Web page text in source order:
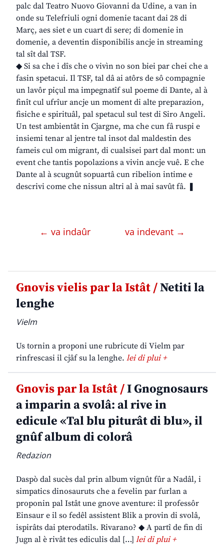
palc dal Teatro Nuovo Giovanni da Udine, a van in
onde su Telefriuli ogni domenie tacant dai 28 di
Març, aes siet e un cuart di sere; di domenie in
domenie, a deventin disponibilis ancje in streaming
tal sît dal TSF.
◆ Si sa che i dîs che o vivìn no son biei par chei che a
fasin spetacui. Il TSF, tal dâ ai atôrs de sô compagnie
un lavôr piçul ma impegnatîf sul poeme di Dante, al à
finît cul ufrîur ancje un moment di alte preparazion,
fisiche e spirituâl, pal spetacul sul test di Siro Angeli.
Un test ambientât in Cjargne, ma che cun fâ ruspi e
insiemi tenar al jentre tal insot dal maldestin des
fameis cul om migrant, di cualsisei part dal mont: un
event che tantis popolazions a vivin ancje vuê. E che
Dante al à scugnût sopuartâ cun ribelion intime e
descrivi come che nissun altri al à mai savût fâ. ❚
← va indaûr va indevant →
Gnovis vielis par la Istât /Netiti la
lenghe
Vielm
Us tornin a proponi une rubricute di Vielm par
rinfrescasi il cjâf su la lenghe. lei di plui +
Gnovis par la Istât /I Gnognosaurs
a imparin a svolâ: al rive in
edicule «Tal blu piturât di blu», il
gnûf album di colorâ
Redazion
Daspò dal sucès dal prin album vignût fûr a Nadâl, i
simpatics dinosauruts che a fevelin par furlan a
proponin pal Istât une gnove aventure: il professôr
Einsaur e il so fedêl assistent Blik a provin di svolâ,
ispirâts dai pterodatils. Rivarano? ◆ A partî de fin di
Jugn al è rivât tes ediculis dal […] lei di plui +